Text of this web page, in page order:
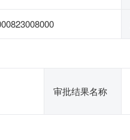
审批结果名称